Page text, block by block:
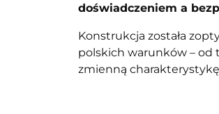
doświadczeniem a
Konstrukcja została
polskich warunków – od
zmienną